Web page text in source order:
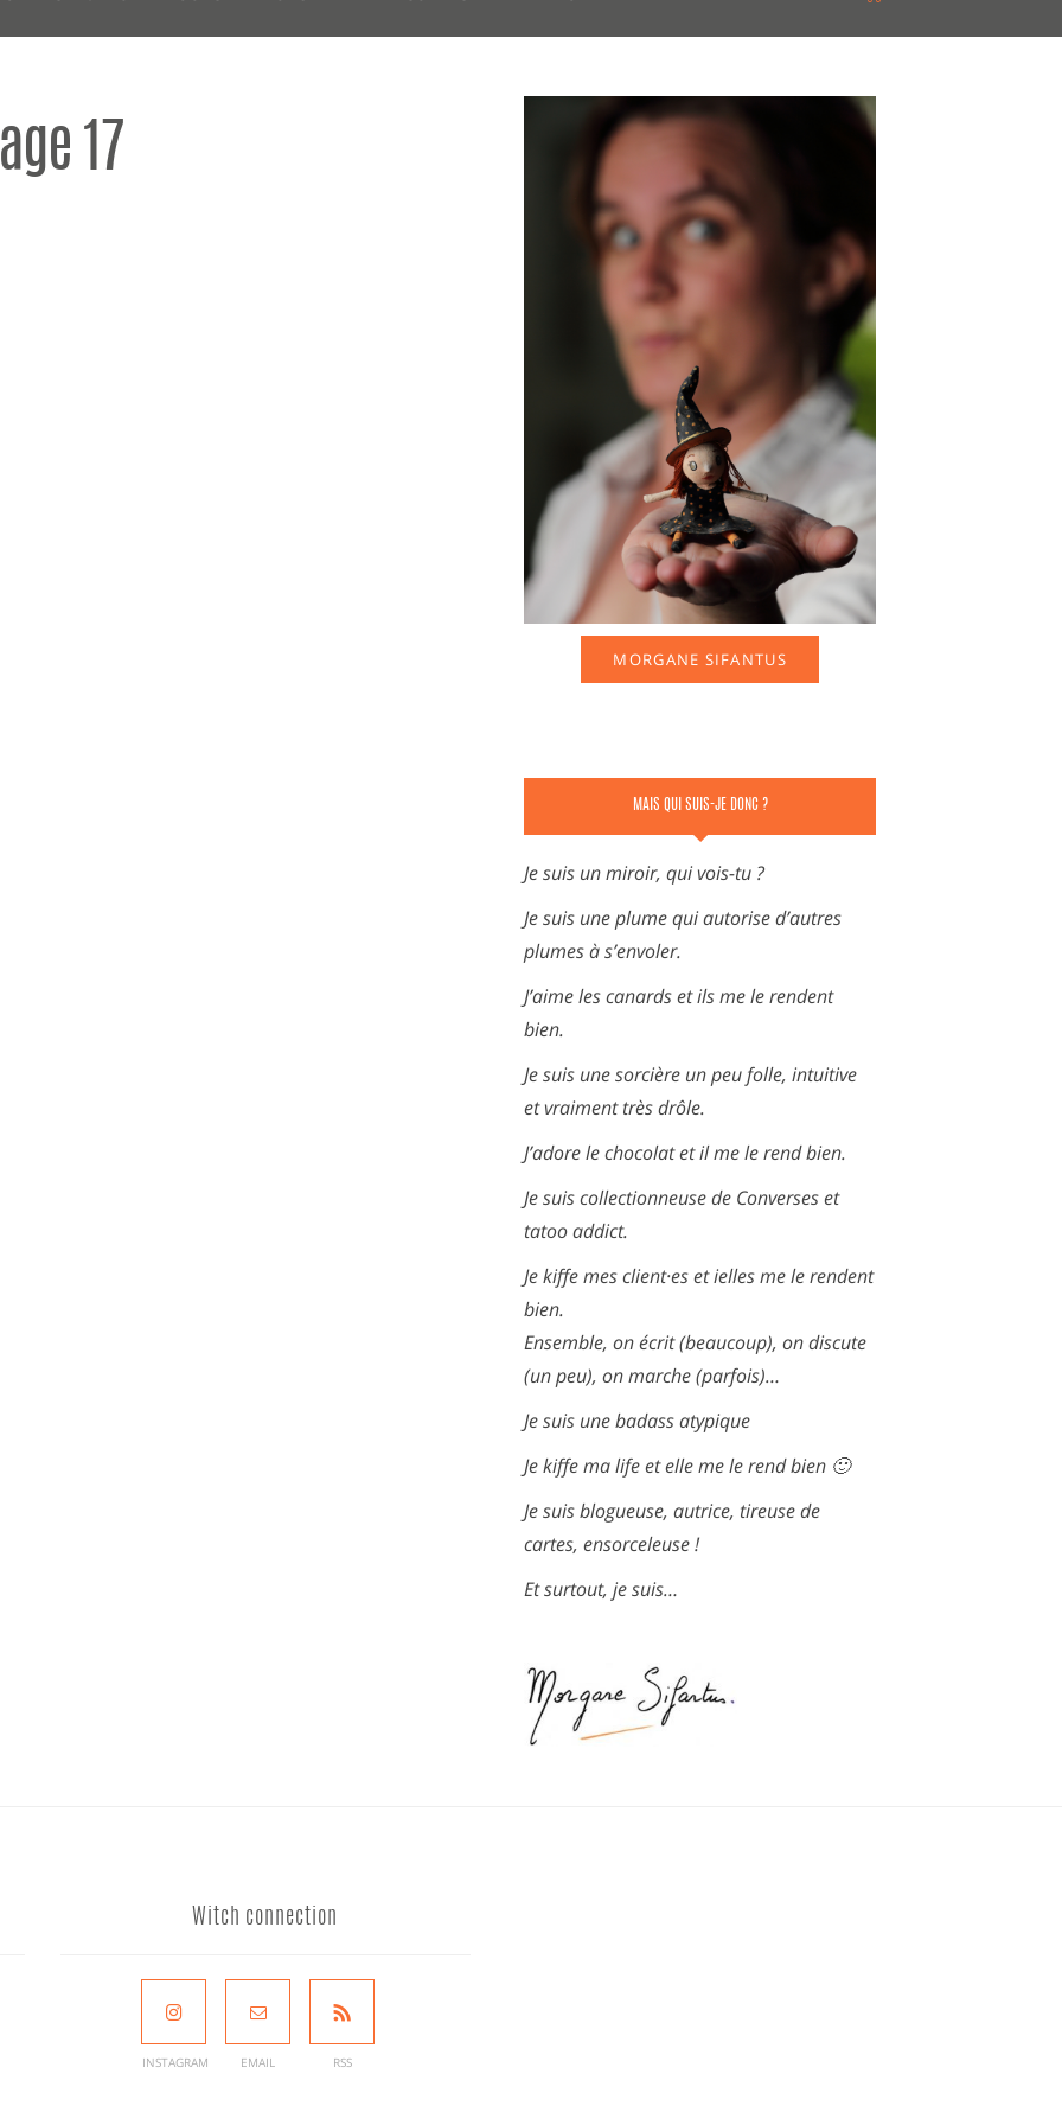
17
MORGANE SIFANTUS
MAIS QUI SUIS-JE DONC ?
Je suis un miroir, qui vois-tu ?
Je suis une plume qui autorise d’autres
plumes à s’envoler.
J’aime les canards et ils me le rendent
bien.
Je suis une sorcière un peu folle, intuitive
et vraiment très drôle.
J’adore le chocolat et il me le rend bien.
Je suis collectionneuse de Converses et
tatoo addict.
Je kiffe mes client·es et ielles me le rendent
bien.
Ensemble, on écrit (beaucoup), on discute
(un peu), on marche (parfois)…
Je suis une badass atypique
Je kiffe ma life et elle me le rend bien 🙂
Je suis blogueuse, autrice, tireuse de
cartes, ensorceleuse !
Et surtout, je suis…
Witch connection
INSTAGRAM EMAIL RSS